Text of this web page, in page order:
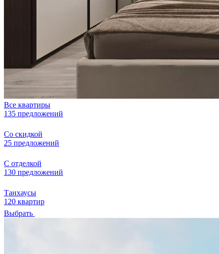
Все квартиры
135 предложений
Со скидкой
25 предложений
С отделкой
130 предложений
Танхаусы
120 квартир
Выбрать